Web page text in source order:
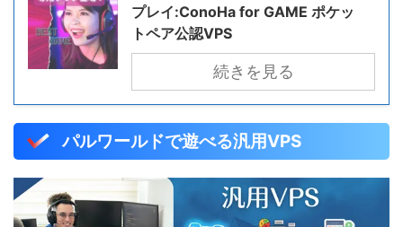
プレイ:ConoHa for GAME ポケッ
トペア公認VPS
続きを見る
パルワールドで遊べる汎用VPS